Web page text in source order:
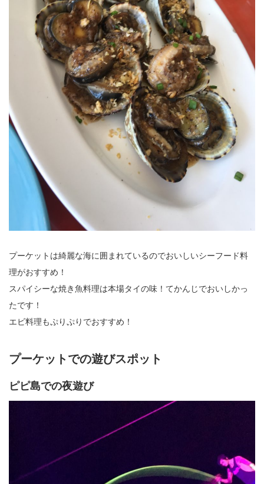
プーケットは綺麗な海に囲まれているのでおいしいシーフード料
理がおすすめ！
スパイシーな焼き魚料理は本場タイの味！てかんじでおいしかっ
たです！
エビ料理もぷりぷりでおすすめ！
プーケットでの遊びスポット
ピピ島での夜遊び